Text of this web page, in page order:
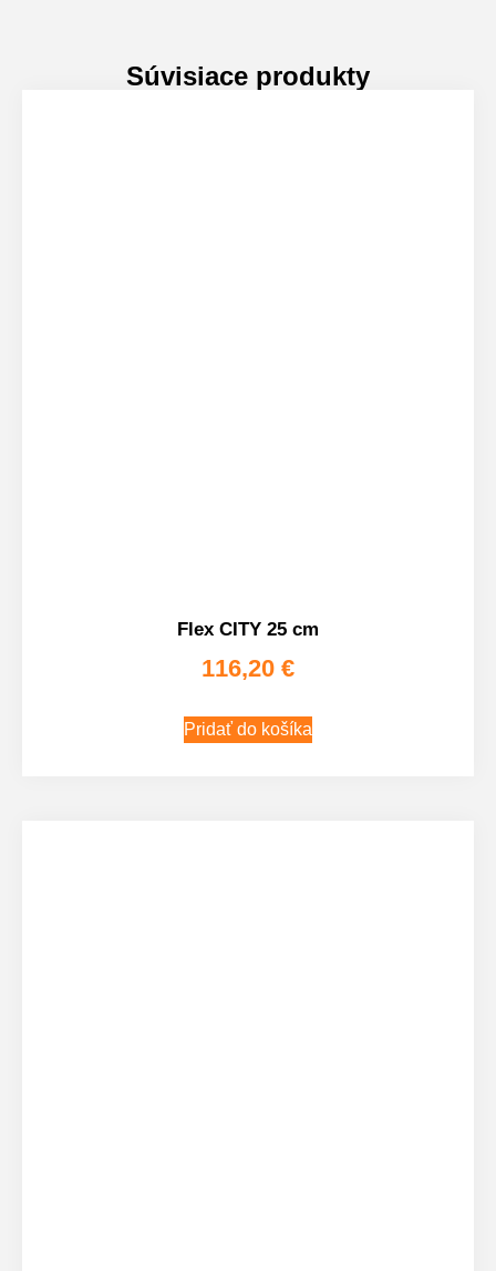
Súvisiace produkty
Flex CITY 25 cm
116,20 €
Pridať do košíka